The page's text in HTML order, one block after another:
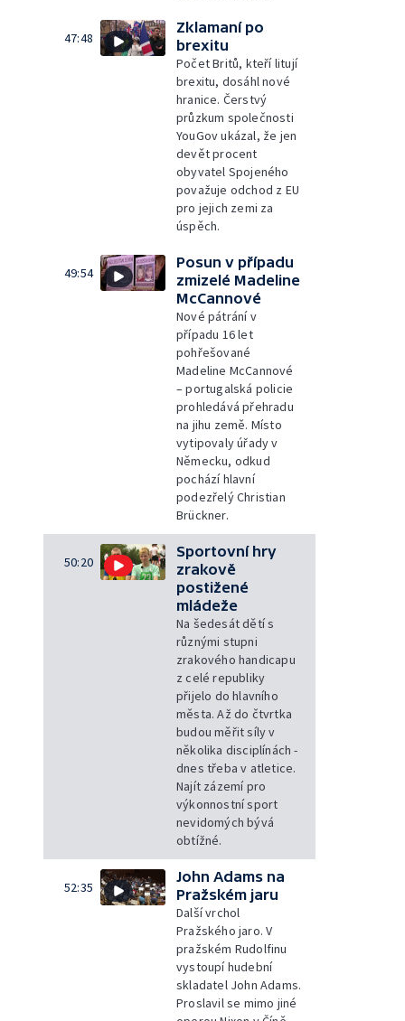
47:48
Zklamaní po
brexitu
Počet Britů, kteří litují
brexitu, dosáhl nové
hranice. Čerstvý
průzkum společnosti
YouGov ukázal, že jen
devět procent
obyvatel Spojeného
považuje odchod z EU
pro jejich zemi za
úspěch.
49:54
Posun v případu
zmizelé Madeline
McCannové
Nové pátrání v
případu 16 let
pohřešované
Madeline McCannové
– portugalská policie
prohledává přehradu
na jihu země. Místo
vytipovaly úřady v
Německu, odkud
pochází hlavní
podezřelý Christian
Brückner.
50:20
Sportovní hry
zrakově
postižené
mládeže
Na šedesát dětí s
různými stupni
zrakového handicapu
z celé republiky
přijelo do hlavního
města. Až do čtvrtka
budou měřit síly v
několika disciplínách -
dnes třeba v atletice.
Najít zázemí pro
výkonnostní sport
nevidomých bývá
obtížné.
52:35
John Adams na
Pražském jaru
Další vrchol
Pražského jaro. V
pražském Rudolfinu
vystoupí hudební
skladatel John Adams.
Proslavil se mimo jiné